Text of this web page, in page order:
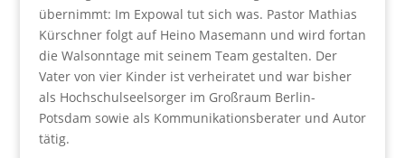
übernimmt: Im Expowal tut sich was. Pastor Mathias
Kürschner folgt auf Heino Masemann und wird fortan
die Walsonntage mit seinem Team gestalten. Der
Vater von vier Kinder ist verheiratet und war bisher
als Hochschulseelsorger im Großraum Berlin-
Potsdam sowie als Kommunikationsberater und Autor
tätig.